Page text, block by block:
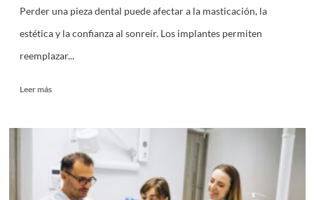
Perder una pieza dental puede afectar a la masticación, la
estética y la confianza al sonreír. Los implantes permiten
reemplazar...
Leer másLeer
preguntas
hacer
antes
de
pedir